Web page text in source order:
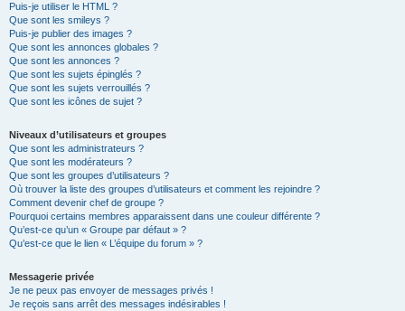
Puis-je utiliser le HTML ?
Que sont les smileys ?
Puis-je publier des images ?
Que sont les annonces globales ?
Que sont les annonces ?
Que sont les sujets épinglés ?
Que sont les sujets verrouillés ?
Que sont les icônes de sujet ?
Niveaux d’utilisateurs et groupes
Que sont les administrateurs ?
Que sont les modérateurs ?
Que sont les groupes d’utilisateurs ?
Où trouver la liste des groupes d’utilisateurs et comment les rejoindre ?
Comment devenir chef de groupe ?
Pourquoi certains membres apparaissent dans une couleur différente ?
Qu’est-ce qu’un « Groupe par défaut » ?
Qu’est-ce que le lien « L’équipe du forum » ?
Messagerie privée
Je ne peux pas envoyer de messages privés !
Je reçois sans arrêt des messages indésirables !